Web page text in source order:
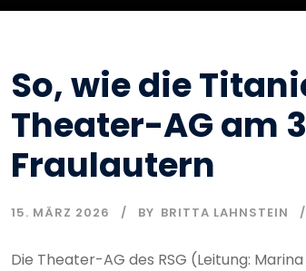
So, wie die
Theater-AG am
Fraulautern
15. MÄRZ 2026 BY BRITTA LAHNSTEIN
Die Theater-AG des RSG (Leitung: